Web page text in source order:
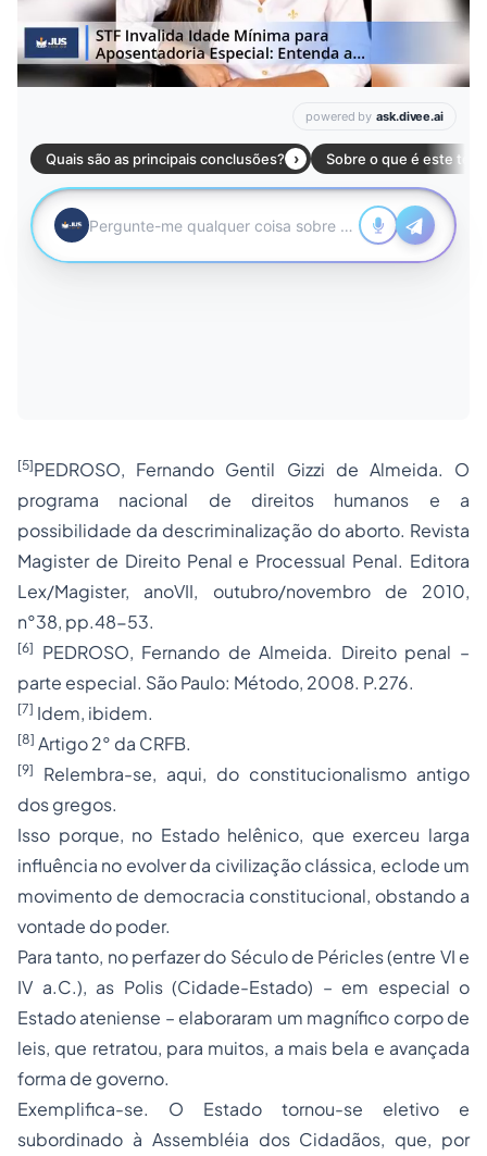
[5]PEDROSO, Fernando Gentil Gizzi de Almeida. O
programa nacional de direitos humanos e a
possibilidade da descriminalização do aborto. Revista
Magister de Direito Penal e Processual Penal. Editora
Lex/Magister, anoVII, outubro/novembro de 2010,
n°38, pp.48-53.
[6]
PEDROSO, Fernando de Almeida. Direito penal –
parte especial. São Paulo: Método, 2008. P.276.
[7] Idem, ibidem.
[8] Artigo 2° da CRFB.
[9] Relembra-se, aqui, do constitucionalismo antigo
dos gregos.
Isso porque, no Estado helênico, que exerceu larga
influência no evolver da civilização clássica, eclode um
movimento de democracia constitucional, obstando a
vontade do poder.
Para tanto, no perfazer do Século de Péricles (entre VI e
IV a.C.), as Polis (Cidade-Estado) – em especial o
Estado ateniense – elaboraram um magnífico corpo de
leis, que retratou, para muitos, a mais bela e avançada
forma de governo.
Exemplifica-se. O Estado tornou-se eletivo e
subordinado à Assembléia dos Cidadãos, que, por